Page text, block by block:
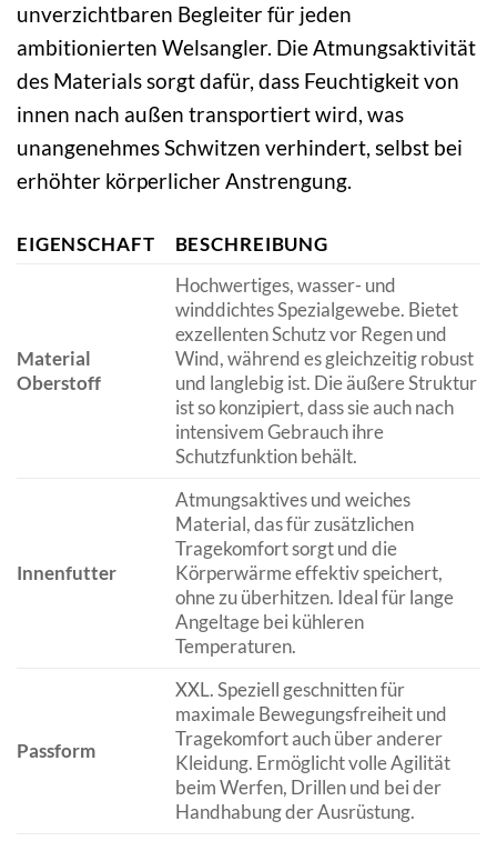
unverzichtbaren Begleiter für jeden
ambitionierten Welsangler. Die Atmungsaktivität
des Materials sorgt dafür, dass Feuchtigkeit von
innen nach außen transportiert wird, was
unangenehmes Schwitzen verhindert, selbst bei
erhöhter körperlicher Anstrengung.
EIGENSCHAFT BESCHREIBUNG
Material
Oberstoff
Hochwertiges, wasser- und
winddichtes Spezialgewebe. Bietet
exzellenten Schutz vor Regen und
Wind, während es gleichzeitig robust
und langlebig ist. Die äußere Struktur
ist so konzipiert, dass sie auch nach
intensivem Gebrauch ihre
Schutzfunktion behält.
Innenfutter
Atmungsaktives und weiches
Material, das für zusätzlichen
Tragekomfort sorgt und die
Körperwärme effektiv speichert,
ohne zu überhitzen. Ideal für lange
Angeltage bei kühleren
Temperaturen.
Passform
XXL. Speziell geschnitten für
maximale Bewegungsfreiheit und
Tragekomfort auch über anderer
Kleidung. Ermöglicht volle Agilität
beim Werfen, Drillen und bei der
Handhabung der Ausrüstung.